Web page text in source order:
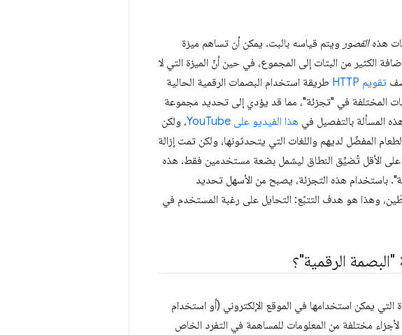
هذهالقصور ويتم قياسه بالبت. يمكن أن تساهم ميزة
الكثير من البتات إلى المجموع، في حين أنّ الميزة التي لا
تقويم HTTP
طريقة استخدام البصمات الرقمية الحالية
المختلفة في "تجزئة"، مما قد يؤدي إلى تحديد مجموعة
هذا الفيديو على YouTube
، ولكن
المفضّل لديهم واللغات التي يتحدثونها، ولكن تمت إزالة
على الأقل تُضيِّق النطاق ليشمل بضعة مستخدمين فقط. هذه
باستخدام هذه التجزئة، يصبح من الأسهل تحديد
وهذا هو هدف التتبّع: التحايل على رغبة المستخدم في
الرقمية"؟
يمكن استخدامها في الموقع الإلكتروني (أو استخدام
مختلفة من المعلومات للمساهمة في التفرد الخاص